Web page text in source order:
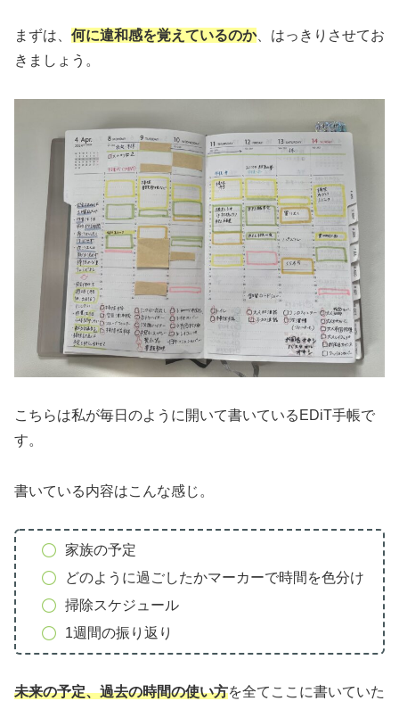
まずは、 何に違和感を覚えているのか、はっきりさせてお
きましょう。
こちらは私が毎日のように開いて書いているEDiT手帳で
す。
書いている内容はこんな感じ。
家族の予定
どのように過ごしたかマーカーで時間を色分け
掃除スケジュール
1週間の振り返り
未来の予定、過去の時間の使い方を全てここに書いていた